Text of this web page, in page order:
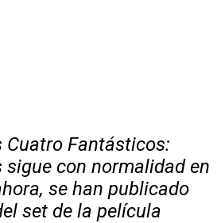
Cuatro Fantásticos:
sigue con normalidad en
se han publicado
set de la película